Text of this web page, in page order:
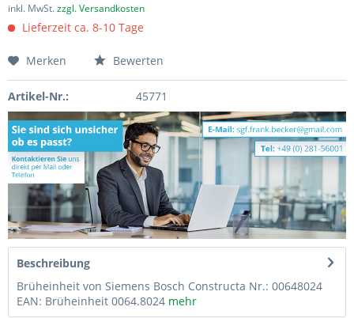
inkl. MwSt.zzgl. Versandkosten
Lieferzeit ca. 8-10 Tage
Merken Bewerten
Artikel-Nr.: 45771
Beschreibung
Brüheinheit von Siemens Bosch Constructa Nr.: 00648024
EAN: Brüheinheit 0064.8024 mehr